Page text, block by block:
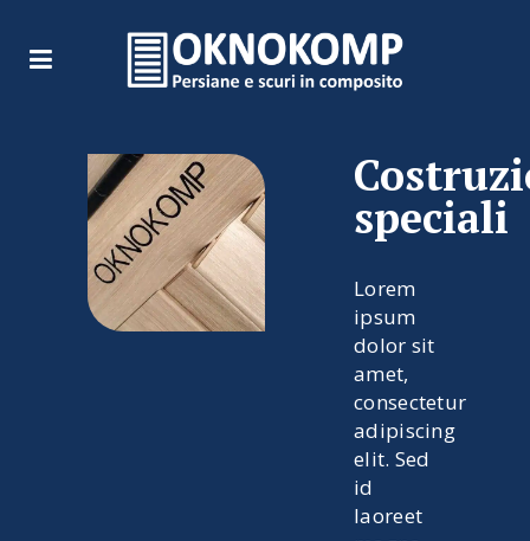
speciali
Lorem
ipsum
dolor sit
amet,
consectetur
adipiscing
elit. Sed
id
laoreet